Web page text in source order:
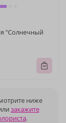
"Солнечный
ниже
закажите
.